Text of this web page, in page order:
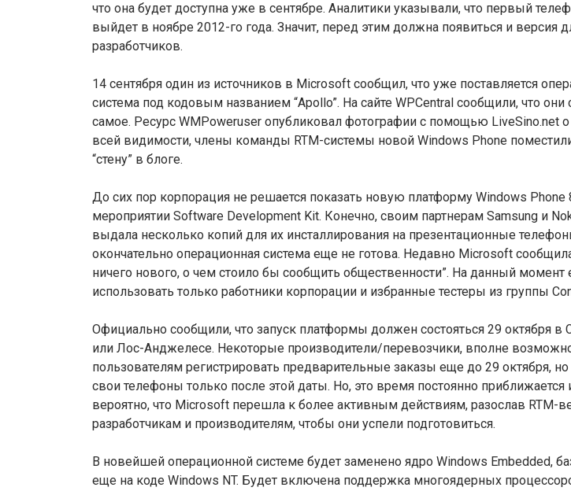
что она будет доступна уже в сентябре. Аналитики указывали, что первый
выйдет в ноябре 2012-го года. Значит, перед этим должна появиться и версия
разработчиков.
14 сентября один из источников в Microsoft сообщил, что уже поставляется
система под кодовым названием “Apollo”. На сайте WPCentral сообщили, что
самое. Ресурс WMPoweruser опубликовал фотографии с помощью LiveSino.net о
всей видимости, члены команды RTM-системы новой Windows Phone
“стену” в блоге.
До сих пор корпорация не решается показать новую платформу Windows Phone
мероприятии Software Development Kit. Конечно, своим партнерам Samsung и
выдала несколько копий для их инсталлирования на презентационные
окончательно операционная система еще не готова. Недавно Microsoft
ничего нового, о чем стоило бы сообщить общественности”. На данный момент
использовать только работники корпорации и избранные тестеры из группы
Официально сообщили, что запуск платформы должен состояться 29 октября в
или Лос-Анджелесе. Некоторые производители/перевозчики, вполне
пользователям регистрировать предварительные заказы еще до 29 октября, но
свои телефоны только после этой даты. Но, это время постоянно приближается
вероятно, что Microsoft перешла к более активным действиям, разослав RTM-
разработчикам и производителям, чтобы они успели подготовиться.
В новейшей операционной системе будет заменено ядро Windows Embedded,
еще на коде Windows NT. Будет включена поддержка многоядерных